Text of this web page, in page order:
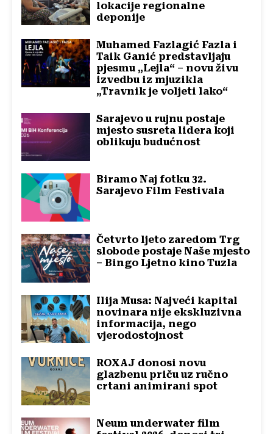
lokacije regionalne
deponije
Muhamed Fazlagić Fazla i
Taik Ganić predstavljaju
pjesmu „Lejla“ – novu živu
izvedbu iz mjuzikla
„Travnik je voljeti lako“
Sarajevo u rujnu postaje
mjesto susreta lidera koji
oblikuju budućnost
Biramo Naj fotku 32.
Sarajevo Film Festivala
Četvrto ljeto zaredom Trg
slobode postaje Naše mjesto
– Bingo Ljetno kino Tuzla
Ilija Musa: Najveći kapital
novinara nije ekskluzivna
informacija, nego
vjerodostojnost
ROXAJ donosi novu
glazbenu priču uz ručno
crtani animirani spot
Neum underwater film